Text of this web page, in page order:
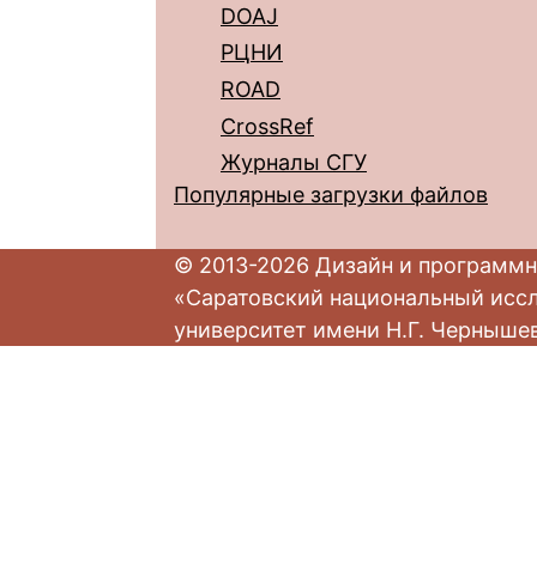
DOAJ
РЦНИ
ROAD
CrossRef
Журналы СГУ
Популярные загрузки файлов
© 2013-2026 Дизайн и
«Саратовский национальный
университет имени Н.Г.